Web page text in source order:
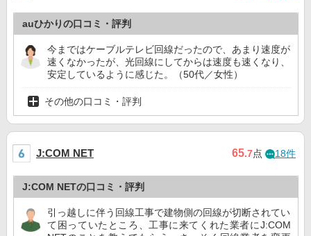
auひかりの口コミ・評判
今まではケーブルテレビ回線だったので、あまり速度が
速くなかったが、光回線にしてからは速度も速くなり、
安定しているように感じた。（50代／女性）
その他の口コミ・評判
J:COM NET 65.7点 18件
J:COM NETの口コミ・評判
引っ越しに伴う回線工事で建物側の回線が切断されてい
て困っていたところ、工事に来てくれた業者にJ:COM